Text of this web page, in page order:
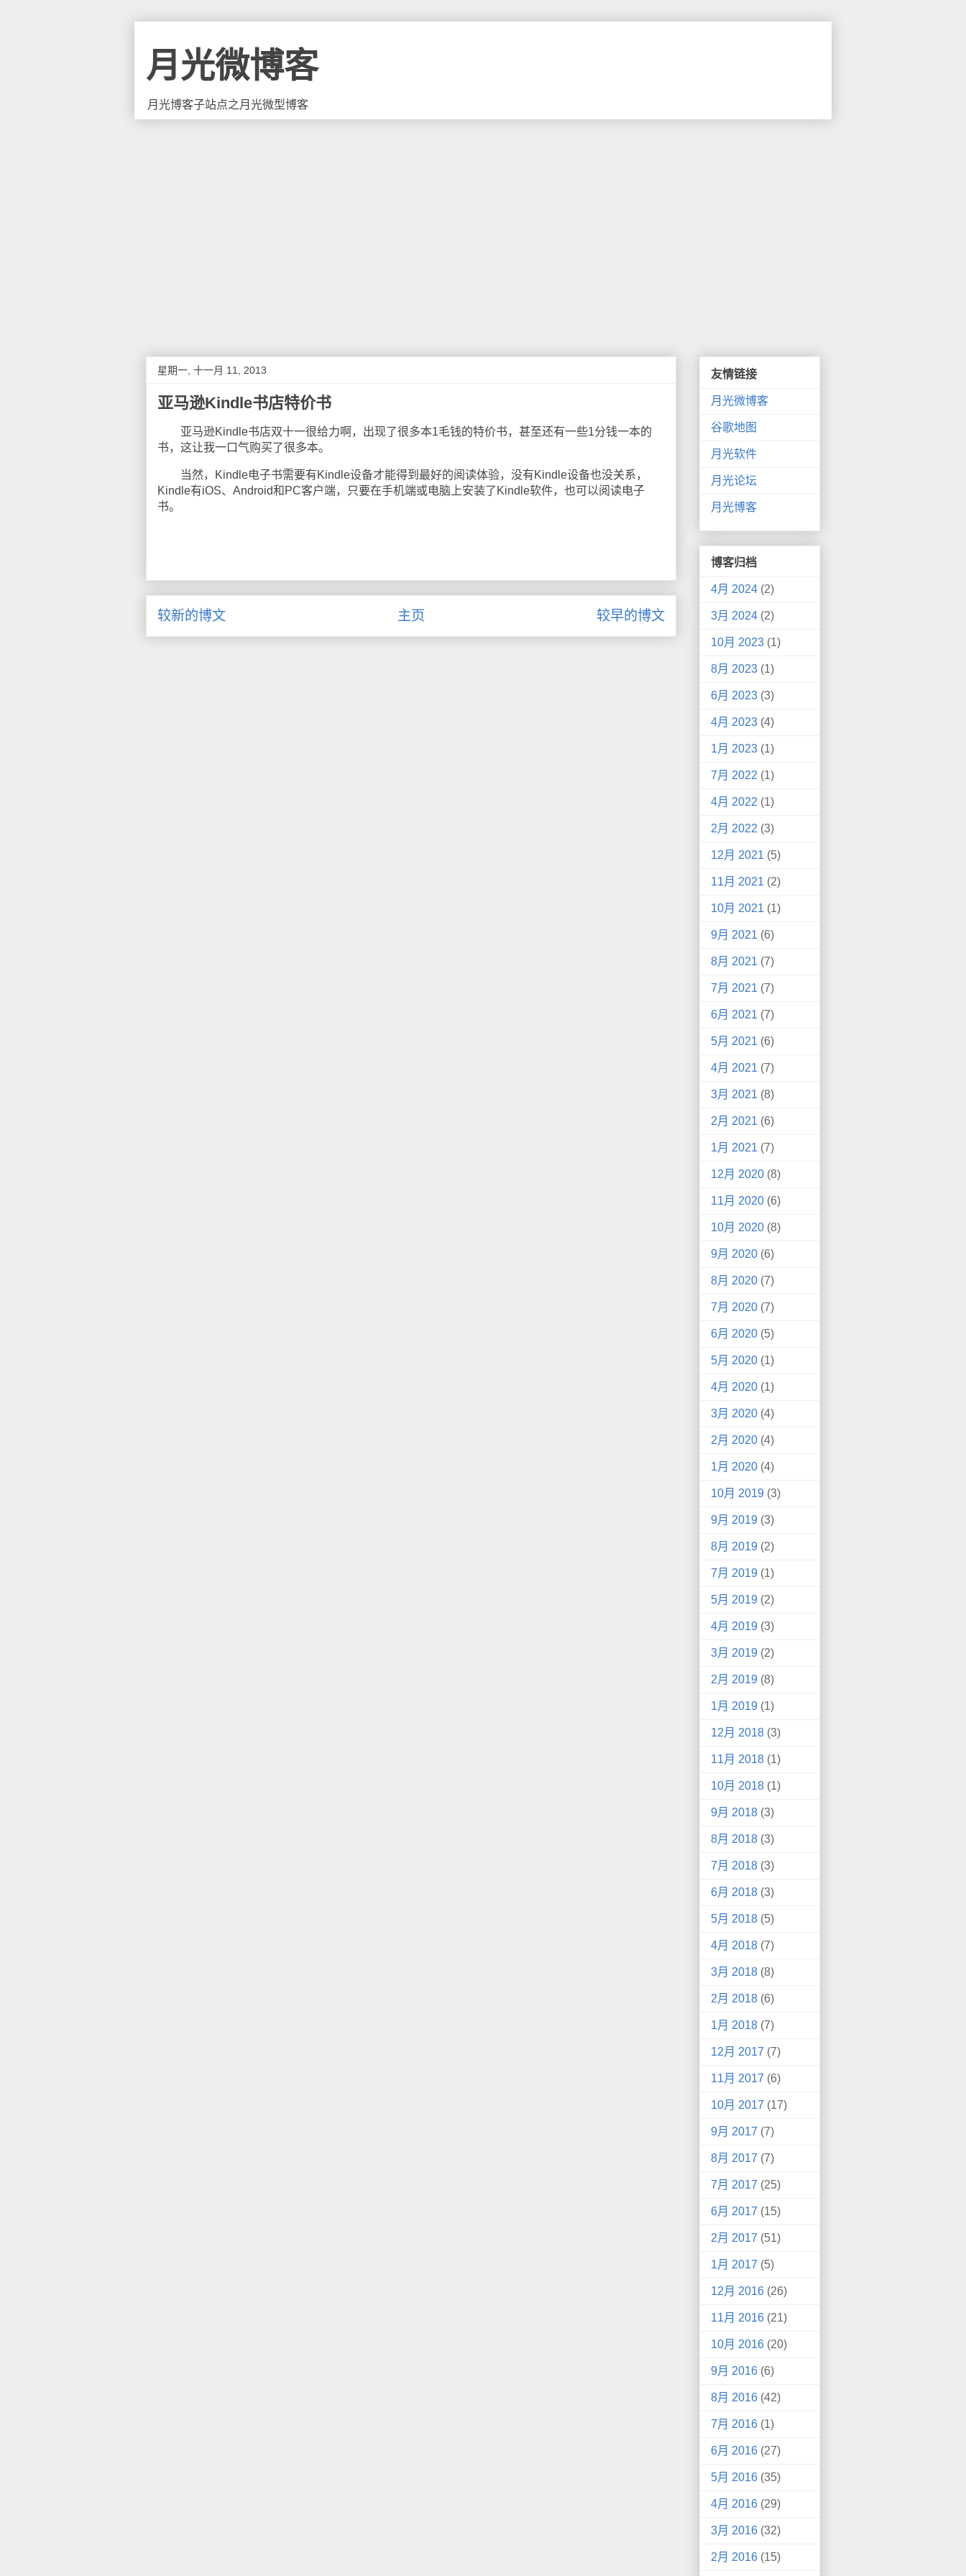
月光微博客
月光博客子站点之月光微型博客
星期一, 十一月 11, 2013
亚马逊Kindle书店特价书
亚马逊Kindle书店双十一很给力啊，出现了很多本1毛钱的特价书，甚至还有一些1分钱一本的
书，这让我一口气购买了很多本。
当然，Kindle电子书需要有Kindle设备才能得到最好的阅读体验，没有Kindle设备也没关系，
Kindle有iOS、Android和PC客户端，只要在手机端或电脑上安装了Kindle软件，也可以阅读电子
书。
较新的博文 较早的博文
主页
友情链接
月光微博客
谷歌地图
月光软件
月光论坛
月光博客
博客归档
4月 2024 (2)
3月 2024 (2)
10月 2023 (1)
8月 2023 (1)
6月 2023 (3)
4月 2023 (4)
1月 2023 (1)
7月 2022 (1)
4月 2022 (1)
2月 2022 (3)
12月 2021 (5)
11月 2021 (2)
10月 2021 (1)
9月 2021 (6)
8月 2021 (7)
7月 2021 (7)
6月 2021 (7)
5月 2021 (6)
4月 2021 (7)
3月 2021 (8)
2月 2021 (6)
1月 2021 (7)
12月 2020 (8)
11月 2020 (6)
10月 2020 (8)
9月 2020 (6)
8月 2020 (7)
7月 2020 (7)
6月 2020 (5)
5月 2020 (1)
4月 2020 (1)
3月 2020 (4)
2月 2020 (4)
1月 2020 (4)
10月 2019 (3)
9月 2019 (3)
8月 2019 (2)
7月 2019 (1)
5月 2019 (2)
4月 2019 (3)
3月 2019 (2)
2月 2019 (8)
1月 2019 (1)
12月 2018 (3)
11月 2018 (1)
10月 2018 (1)
9月 2018 (3)
8月 2018 (3)
7月 2018 (3)
6月 2018 (3)
5月 2018 (5)
4月 2018 (7)
3月 2018 (8)
2月 2018 (6)
1月 2018 (7)
12月 2017 (7)
11月 2017 (6)
10月 2017 (17)
9月 2017 (7)
8月 2017 (7)
7月 2017 (25)
6月 2017 (15)
2月 2017 (51)
1月 2017 (5)
12月 2016 (26)
11月 2016 (21)
10月 2016 (20)
9月 2016 (6)
8月 2016 (42)
7月 2016 (1)
6月 2016 (27)
5月 2016 (35)
4月 2016 (29)
3月 2016 (32)
2月 2016 (15)